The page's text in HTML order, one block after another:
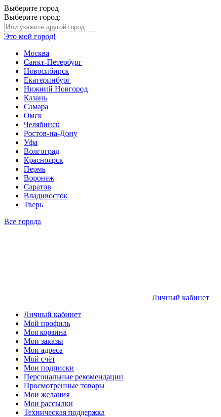
Выберите город
Выберите город:
Это мой город!
Москва
Санкт-Петербург
Новосибирск
Екатеринбург
Нижний Новгород
Казань
Самара
Омск
Челябинск
Ростов-на-Дону
Уфа
Волгоград
Красноярск
Пермь
Воронеж
Саратов
Владивосток
Тверь
Все города
Личный кабинет
Личный кабинет
Мой профиль
Моя корзина
Мои заказы
Мои адреса
Мой счёт
Мои подписки
Персональные рекомендации
Просмотренные товары
Мои желания
Мои рассылки
Техническая поддержка